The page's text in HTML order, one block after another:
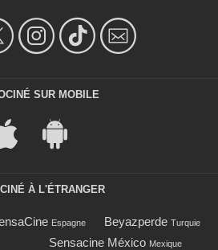
SUR MOBILE
À L'ÉTRANGER
Espagne Beyazperde Turquie
Sensacine México Mexique